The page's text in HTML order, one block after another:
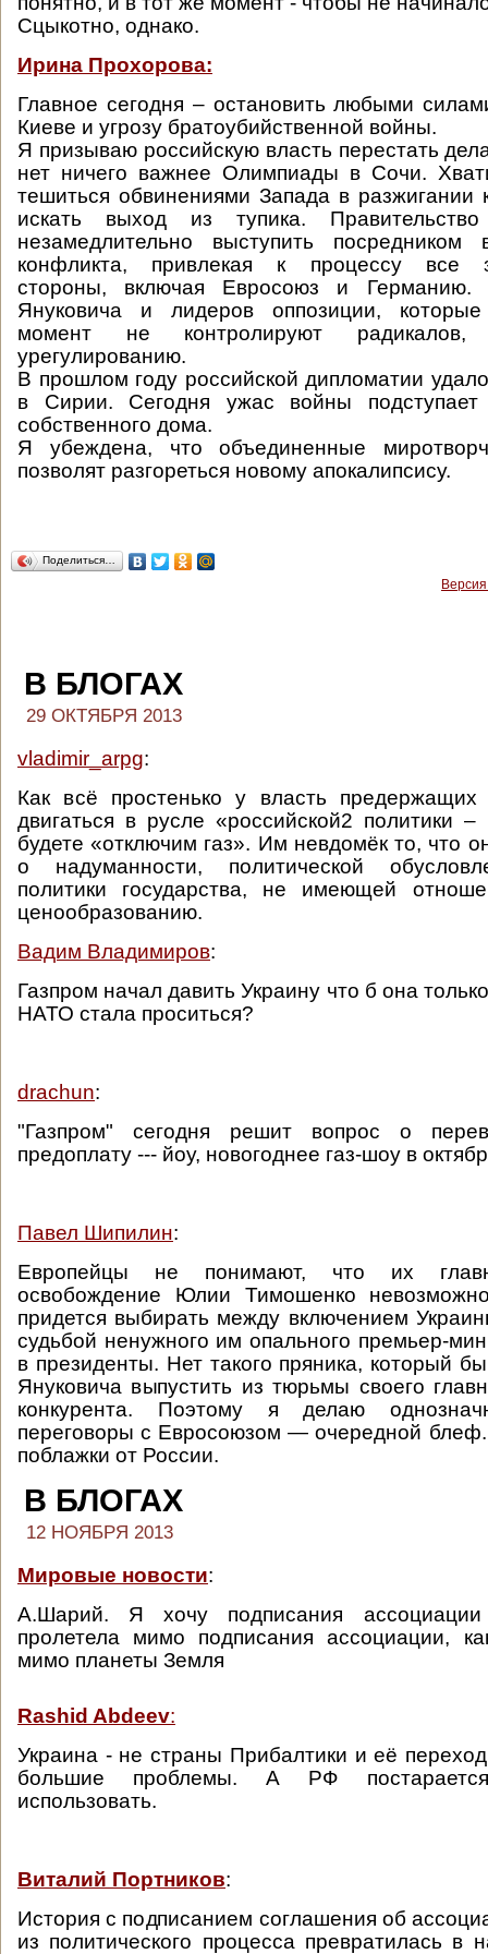
Сцыкотно, однако.
Ирина Прохорова:
Главное сегодня – остановить любыми
Киеве и угрозу братоубийственной войны.
Я призываю российскую власть перестать
нет ничего важнее Олимпиады в Сочи.
тешиться обвинениями Запада в разжигании
искать выход из тупика.
незамедлительно выступить посредником
конфликта, привлекая к процессу все
стороны, включая Евросоюз и Германию.
Януковича и лидеров оппозиции,
момент не контролируют радикалов,
урегулированию.
В прошлом году российской дипломатии
в Сирии. Сегодня ужас войны
собственного дома.
Я убеждена, что объединенные
позволят разгореться новому апокалипсису.
Поделиться…
В БЛОГАХ
29 ОКТЯБРЯ 2013
vladimir_arpg:
Как всё простенько у власть
двигаться в русле «российской2 политики
будете «отключим газ». Им невдомёк то, что
о надуманности, политической
политики государства, не имеющей
ценообразованию.
Вадим Владимиров:
Газпром начал давить Украину что б она
НАТО стала проситься?
drachun:
"Газпром" сегодня решит вопрос о
предоплату --- йоу, новогоднее газ-шоу в
Павел Шипилин:
Европейцы не понимают, что их
освобождение Юлии Тимошенко
придется выбирать между включением
судьбой ненужного им опального премьер-
в президенты. Нет такого пряника, который
Януковича выпустить из тюрьмы своего
конкурента. Поэтому я делаю
переговоры с Евросоюзом — очередной
поблажки от России.
В БЛОГАХ
12 НОЯБРЯ 2013
Мировые новости:
А.Шарий. Я хочу подписания
пролетела мимо подписания ассоциации,
мимо планеты Земля
Rashid Abdeev:
Украина - не страны Прибалтики и её
большие проблемы. А РФ
использовать.
Виталий Портников:
История с подписанием соглашения об
из политического процесса превратилась в